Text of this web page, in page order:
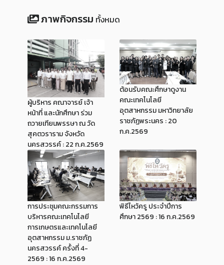
ผู้บริหาร คณาจารย์ เจ้า
หน้าที่ และนักศึกษา ร่วม
ถวายเทียนพรรษา ณ วัด
สุคตวราราม จังหวัด
นครสวรรค์ : 22 ก.ค.2569
ต้อนรับคณะศึกษาดูงาน
คณะเทคโนโลยี
อุตสาหกรรม มหาวิทยาลัย
ราชภัฏพระนคร : 20
การประชุมคณะกรรมการ
บริหารคณะเทคโนโลยี
การเกษตรและเทคโนโลยี
อุตสาหกรรม ม.ราชภัฏ
นครสวรรค์ ครั้งที่ 4-
พิธีไหว้ครู ประจำปีการ